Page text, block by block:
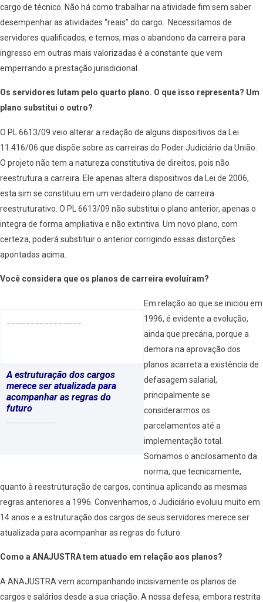
cargo de técnico. Não há como trabalhar na atividade fim sem saber
desempenhar as atividades “reais” do cargo. Necessitamos de
servidores qualificados, e temos, mas o abandono da carreira para
ingresso em outras mais valorizadas é a constante que vem
emperrando a prestação jurisdicional.
Os servidores lutam pelo quarto plano. O que isso representa? Um
plano substitui o outro?
O PL 6613/09 veio alterar a redação de alguns dispositivos da Lei
11.416/06 que dispõe sobre as carreiras do Poder Judiciário da União.
O projeto não tem a natureza constitutiva de direitos, pois não
reestrutura a carreira. Ele apenas altera dispositivos da Lei de 2006,
esta sim se constituiu em um verdadeiro plano de carreira
reestruturativo. O PL 6613/09 não substitui o plano anterior, apenas o
integra de forma ampliativa e não extintiva. Um novo plano, com
certeza, poderá substituir o anterior corrigindo essas distorções
apontadas acima.
Você considera que os planos de carreira evoluíram?
A estruturação dos cargos
merece ser atualizada para
acompanhar as regras do
futuro
Em relação ao que se iniciou em
1996, é evidente a evolução,
ainda que precária, porque a
demora na aprovação dos
planos acarreta a existência de
defasagem salarial,
principalmente se
considerarmos os
parcelamentos até a
implementação total.
Somamos o ancilosamento da
norma, que tecnicamente,
quanto à reestruturação de cargos, continua aplicando as mesmas
regras anteriores a 1996. Convenhamos, o Judiciário evoluiu muito em
14 anos e a estruturação dos cargos de seus servidores merece ser
atualizada para acompanhar as regras do futuro.
Como a ANAJUSTRA tem atuado em relação aos planos?
A ANAJUSTRA vem acompanhando incisivamente os planos de
cargos e salários desde a sua criação. A nossa defesa, embora restrita